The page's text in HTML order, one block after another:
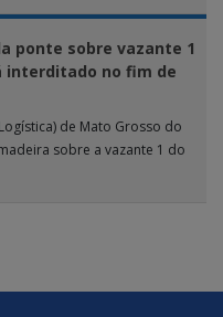
ponte sobre vazante 1
interditado no fim de
de Mato Grosso do
sobre a vazante 1 do